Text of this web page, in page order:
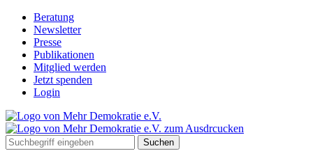
Beratung
Newsletter
Presse
Publikationen
Mitglied werden
Jetzt spenden
Login
Suchen